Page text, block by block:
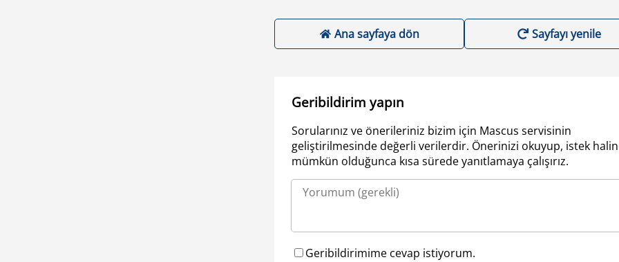
Ana sayfaya dön Sayfayı yenile
Geribildirim yapın
Sorularınız ve önerileriniz bizim için Mascus servisinin
geliştirilmesinde değerli verilerdir. Önerinizi okuyup, istek
mümkün olduğunca kısa sürede yanıtlamaya çalışırız.
Geribildirimime cevap istiyorum.